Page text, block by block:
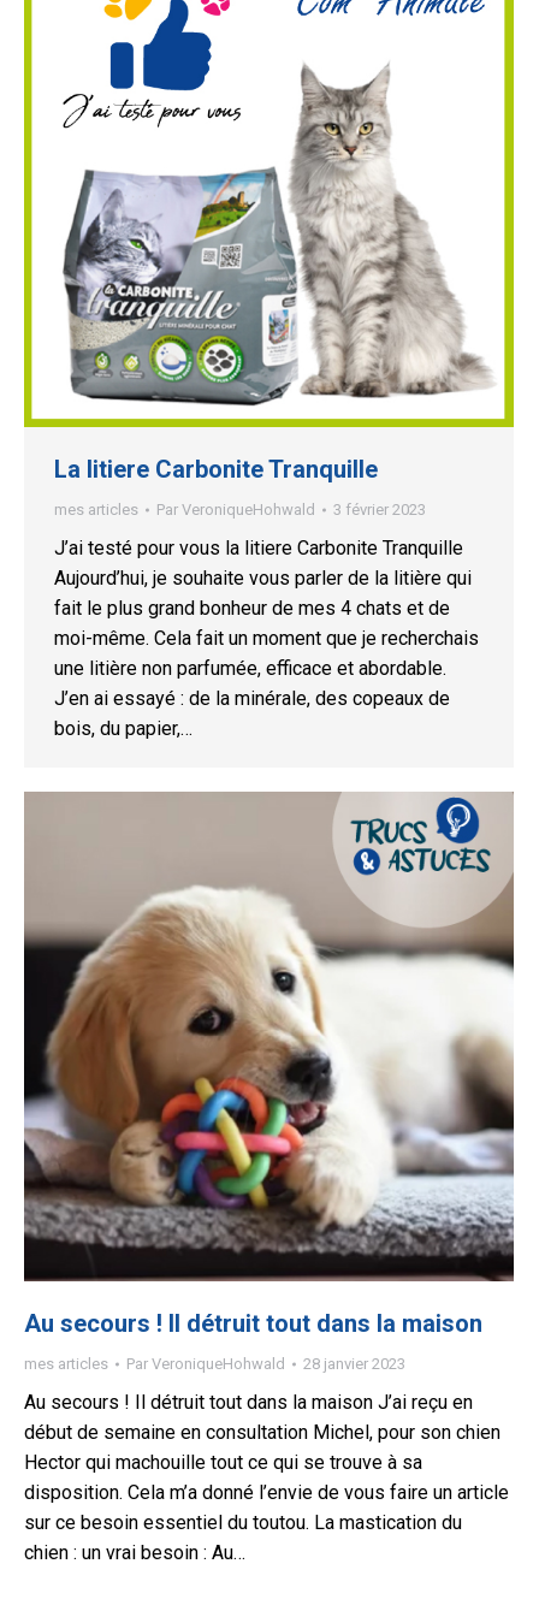
La litiere Carbonite Tranquille
mes articles Par VeroniqueHohwald 3 février 2023
J’ai testé pour vous la litiere Carbonite Tranquille
Aujourd’hui, je souhaite vous parler de la litière qui
fait le plus grand bonheur de mes 4 chats et de
moi-même. Cela fait un moment que je recherchais
une litière non parfumée, efficace et abordable.
J’en ai essayé : de la minérale, des copeaux de
bois, du papier,…
Au secours ! Il détruit tout dans la maison
mes articles Par VeroniqueHohwald 28 janvier 2023
Au secours ! Il détruit tout dans la maison J’ai reçu en
début de semaine en consultation Michel, pour son chien
Hector qui machouille tout ce qui se trouve à sa
disposition. Cela m’a donné l’envie de vous faire un article
sur ce besoin essentiel du toutou. La mastication du
chien : un vrai besoin : Au…